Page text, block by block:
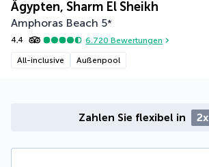
Ägypten, Sharm El Sheikh
Amphoras Beach 5*
4,4 6.720 Bewertungen
All-inclusive Außenpool
Zahlen Sie flexibel in 2x